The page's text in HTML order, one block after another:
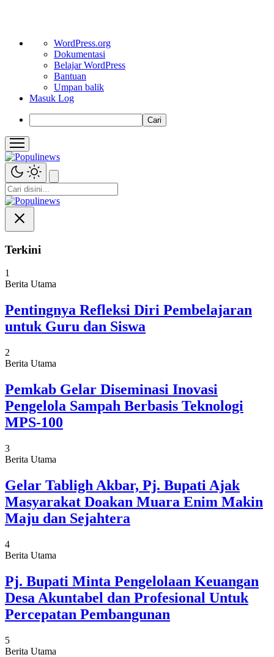
Tentang
WordPress
WordPress.org
Dokumentasi
Belajar WordPress
Bantuan
Umpan balik
Masuk Log
Cari
Terkini
1
Berita Utama
Pentingnya Refleksi Diri Pembelajaran
untuk Guru dan Siswa
2
Berita Utama
Pemkab Gelar Diseminasi Inovasi
Pengelola Sampah Berbasis Teknologi
MPS-100
3
Berita Utama
Gelar Tabligh Akbar, Pj. Bupati Ajak
Masyarakat Doakan Muara Enim Makin
Maju dan Sejahtera
4
Berita Utama
Pj. Bupati Minta Pengelolaan Keuangan
Desa Akuntabel dan Profesional Untuk
Percepatan Pembangunan
5
Berita Utama